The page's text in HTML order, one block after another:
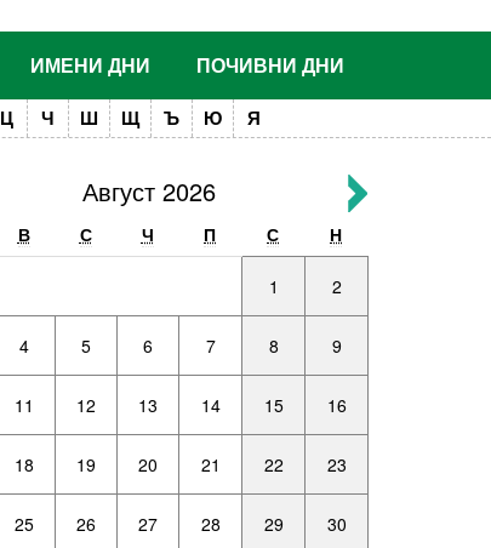
ИМЕНИ ДНИ ПОЧИВНИ ДНИ
Ц Ч Ш Щ Ъ Ю Я
Август 2026
В С Ч П С Н
1 2
4 5 6 7 8 9
11 12 13 14 15 16
18 19 20 21 22 23
25 26 27 28 29 30